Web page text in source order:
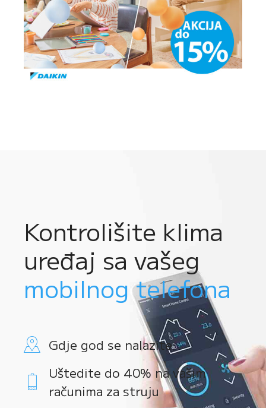
Kontrolišite klima
uređaj sa vašeg
mobilnog telefona
Gdje god se nalazite
Uštedite do 40% na vašim
računima za struju